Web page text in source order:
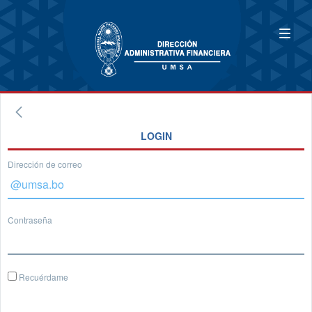
LOGIN
Dirección de correo
Contraseña
Recuérdame